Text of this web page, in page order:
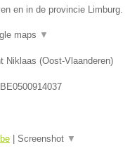
en in de provincie Limburg.
maps ▼
Niklaas (Oost-Vlaanderen)
BE0500914037
Screenshot ▼